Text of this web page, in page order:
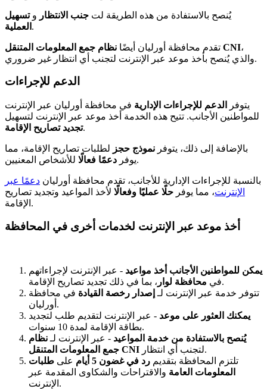
يُنصح بالاستفادة من هذه الطريقة لت جنب الانتظار وتسهيل
العملية .
تقدم محافظة أورليان أيضًا نظام جمع المعلومات المتنقل CNI،
والذي يُنصح بأخذ موعد عبر الإنترنت لتجنب أي انتظار غير ضروري.
الدعم للإجراءات
يتوفر الدعم للإجراءات الإدارية في محافظة أورليان عبر الإنترنت
للمواطنين الأجانب. تتيح هذه الخدمة أخذ موعد عبر الإنترنت لتسهيل
تجديد تصاريح الإقامة.
بالإضافة إلى ذلك، يتوفر نموذج حجز لطلبات تصاريح الإقامة، مما
يوفر دعمًا فعالًا للأشخاص المعنيين.
بالنسبة للإجراءات الإدارية للأجانب، تقدم محافظة أورليان دعمًا عبر
الإنترنت، مما يوفر حلًا عمليًا وفعالًا لأخذ المواعيد وتجديد تصاريح
الإقامة.
أخذ موعد عبر الإنترنت لخدمات أخرى في المحافظة
يمكن للمواطنين الأجانب أخذ مواعيد - عبر الإنترنت لإجراءاتهم
في محافظة لوار
، بما في ذلك تجديد تصاريح الإقامة.
تتوفر خدمة عبر الإنترنت لـ إصدار رخصة القيادة في محافظة
أورليان.
يمكنك العثور على موعد - عبر الإنترنت لتقديم طلب لتجديد
بطاقة الإقامة لمدة 10 سنوات.
يُنصح بالاستفادة من خدمة المواعيد - عبر الإنترنت لـ نظام
جمع المعلومات المتنقل CNI
لتجنب أي انتظار.
تلتزم المحافظة بتقديم رد في غضون 5 أيام على طلبات
المعلومات العامة والاقتراحات والشكاوى المقدمة عبر
الإنترنت.